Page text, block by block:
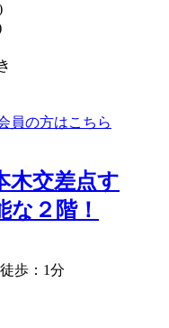
員の方はこちら
木交差点す
な２階！
歩：1分